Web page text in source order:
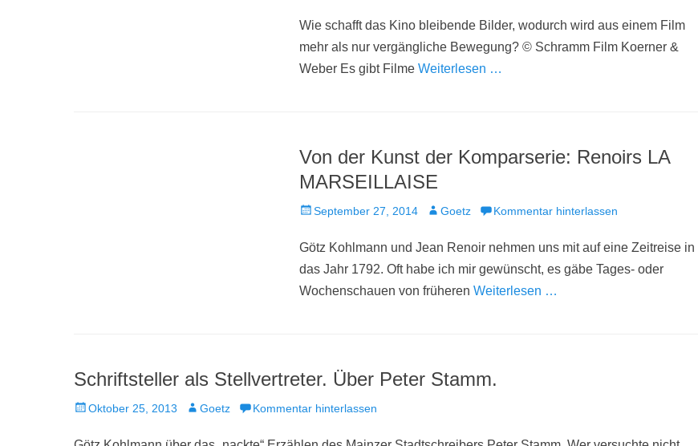
Wie schafft das Kino bleibende Bilder, wodurch wird aus einem Film
mehr als nur vergängliche Bewegung? © Schramm Film Koerner &
Weber Es gibt Filme Weiterlesen …
Von der Kunst der Komparserie: Renoirs LA
MARSEILLAISE
Veröffentlicht
September 27, 2014 AutorGoetz Kommentar hinterlassen
Götz Kohlmann und Jean Renoir nehmen uns mit auf eine Zeitreise in
das Jahr 1792. Oft habe ich mir gewünscht, es gäbe Tages- oder
Wochenschauen von früheren Weiterlesen …
Schriftsteller als Stellvertreter. Über Peter Stamm.
Veröffentlicht
Oktober 25, 2013 AutorGoetz Kommentar hinterlassen